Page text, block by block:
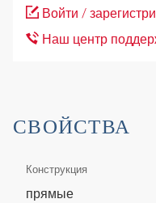
Войти /
Наш центр
СВОЙСТВА
Конструкция
прямые